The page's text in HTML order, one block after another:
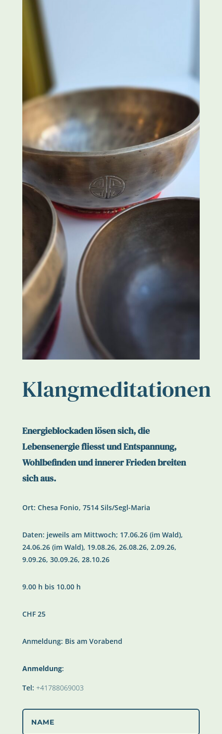
Klangmeditationen
Energieblockaden lösen sich, die
Lebensenergie fliesst und Entspannung,
Wohlbefinden und innerer Frieden breiten
sich aus.
Ort: Chesa Fonio, 7514 Sils/Segl-Maria
Daten: jeweils am Mittwoch; 17.06.26 (im Wald),
24.06.26 (im Wald), 19.08.26, 26.08.26, 2.09.26,
9.09.26, 30.09.26, 28.10.26
9.00 h bis 10.00 h
CHF 25
Anmeldung: Bis am Vorabend
Anmeldung:
Tel: +41788069003